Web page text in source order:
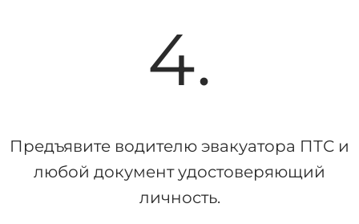
4.
Предъявите водителю эвакуатора ПТС и
любой документ удостоверяющий
личность.